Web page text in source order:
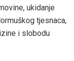
ukidanje
tjesnaca,
i slobodu